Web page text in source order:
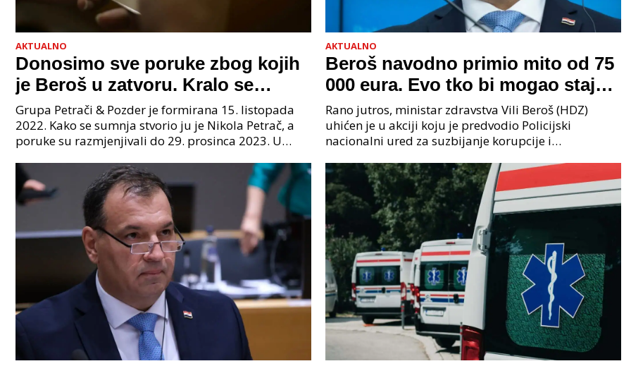
AKTUALNO
Donosimo sve poruke zbog kojih
je Beroš u zatvoru. Kralo se
godinama. Tko će iz vlade biti
sljedeći uhićen?
Grupa Petrači & Pozder je formirana 15. listopada
2022. Kako se sumnja stvorio ju je Nikola Petrač, a
poruke su razmjenjivali do 29. prosinca 2023. U
AKTUALNO
Beroš navodno primio mito od 75
000 eura. Evo tko bi mogao stajati
na čelu zločinačkog udruženja
Rano jutros, ministar zdravstva Vili Beroš (HDZ)
uhićen je u akciji koju je predvodio Policijski
nacionalni ured za suzbijanje korupcije i
priopćenju USKOK